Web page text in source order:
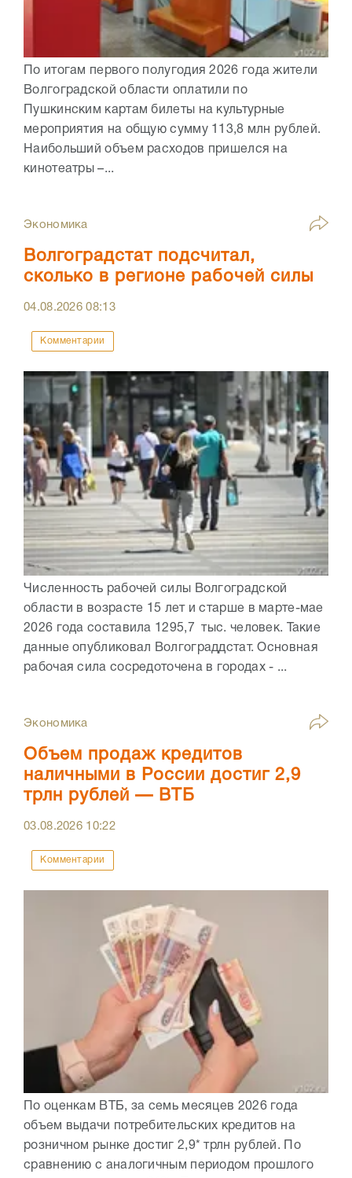
По итогам первого полугодия 2026 года жители
Волгоградской области оплатили по
Пушкинским картам билеты на культурные
мероприятия на общую сумму 113,8 млн рублей.
Наибольший объем расходов пришелся на
кинотеатры –...
Экономика
Волгоградстат подсчитал,
сколько в регионе рабочей силы
04.08.202608:13
Комментарии
Численность рабочей силы Волгоградской
области в возрасте 15 лет и старше в марте-мае
2026 года составила 1295,7 тыс. человек. Такие
данные опубликовал Волгограддстат. Основная
рабочая сила сосредоточена в городах - ...
Экономика
Объем продаж кредитов
наличными в России достиг 2,9
трлн рублей — ВТБ
03.08.2026 10:22
Комментарии
По оценкам ВТБ, за семь месяцев 2026 года
объем выдачи потребительских кредитов на
розничном рынке достиг 2,9* трлн рублей. По
сравнению с аналогичным периодом прошлого